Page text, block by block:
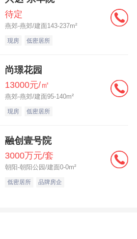
待定
燕郊-燕郊/建面143-237m²
现房 低密居所
尚璟花园
13000元/㎡
燕郊-燕郊/建面95-140m²
现房 低密居所
融创壹号院
3000万元/套
朝阳-朝阳公园/建面0-0m²
低密居所 品牌房企